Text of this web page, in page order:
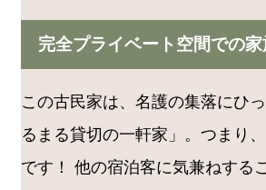
完全プライベート空間での家
この古民家は、名護の集落にひ
るまる貸切の一軒家」。つまり
です！ 他の宿泊客に気兼ねする